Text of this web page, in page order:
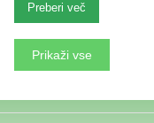
Preberi več
Prikaži vse